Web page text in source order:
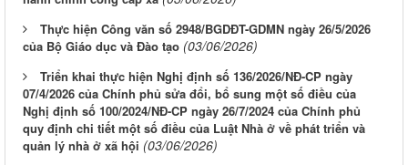
Thực hiện Công văn số 2948/BGDĐT-GDMN ngày 26/5/2026
của Bộ Giáo dục và Đào tạo (03/06/2026)
Triển khai thực hiện Nghị định số 136/2026/NĐ-CP ngày
07/4/2026 của Chính phủ sửa đổi, bổ sung một số điều của
Nghị định số 100/2024/NĐ-CP ngày 26/7/2024 của Chính phủ
quy định chi tiết một số điều của Luật Nhà ở về phát triển và
quản lý nhà ở xã hội (03/06/2026)